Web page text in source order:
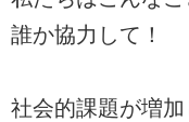
誰か協力して！
社会的課題が増